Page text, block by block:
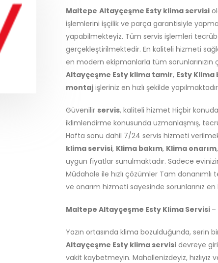
Maltepe Altayçeşme Esty klima servisi
işlemlerini işçilik ve parça garantisiyle
yapabilmekteyiz. Tüm servis işlemleri
gerçekleştirilmektedir. En kaliteli hizmeti
en modern ekipmanlarla tüm
Altayçeşme Esty klima tamir, Esty Klima
montajişleriniz en hızlı şekilde
Güvenilir servis, kaliteli hizmet Hiçbir
iklimlendirme konusunda uzmanlaşmış,
Hafta sonu dahil 7/24 servis hizmeti
klima servisi, Klima bakım, Klima onarım,
uygun fiyatlar sunulmaktadır. Sadece
Müdahale ile hızlı çözümler Tam
ve onarım hizmeti sayesinde sorunlarınız
Maltepe Altayçeşme Esty Klima Servisi –
Yazın ortasında klima bozulduğunda, serin
Altayçeşme Esty klima servisidevreye
vakit kaybetmeyin. Mahallenizdeyiz, hızlıyız